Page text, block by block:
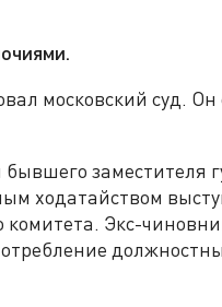
московский суд.
бывшего заместителя
ходатайством
комитета. Экс-